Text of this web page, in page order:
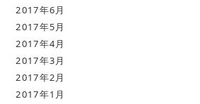
2017年6月
2017年5月
2017年4月
2017年3月
2017年2月
2017年1月